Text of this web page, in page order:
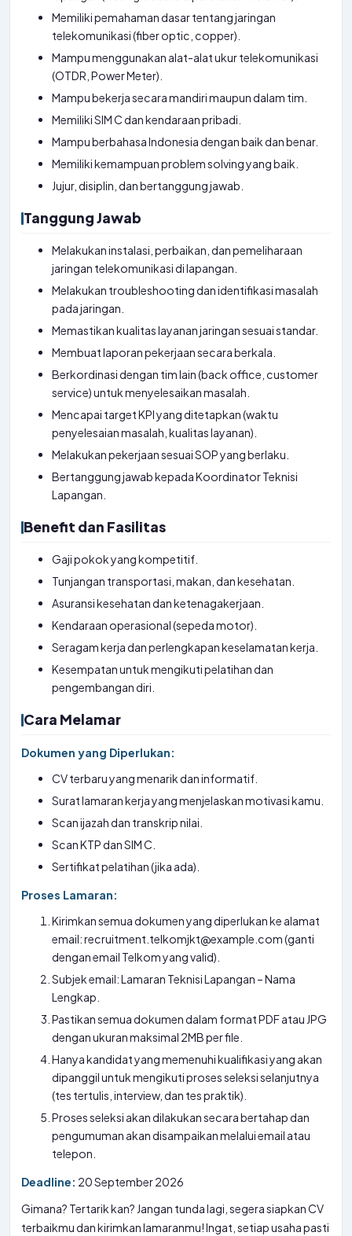
Memiliki pemahaman dasar tentang jaringan
telekomunikasi (fiber optic, copper).
Mampu menggunakan alat-alat ukur telekomunikasi
(OTDR, Power Meter).
Mampu bekerja secara mandiri maupun dalam tim.
Memiliki SIM C dan kendaraan pribadi.
Mampu berbahasa Indonesia dengan baik dan benar.
Memiliki kemampuan problem solving yang baik.
Jujur, disiplin, dan bertanggung jawab.
Tanggung Jawab
Melakukan instalasi, perbaikan, dan pemeliharaan
jaringan telekomunikasi di lapangan.
Melakukan troubleshooting dan identifikasi masalah
pada jaringan.
Memastikan kualitas layanan jaringan sesuai standar.
Membuat laporan pekerjaan secara berkala.
Berkordinasi dengan tim lain (back office, customer
service) untuk menyelesaikan masalah.
Mencapai target KPI yang ditetapkan (waktu
penyelesaian masalah, kualitas layanan).
Melakukan pekerjaan sesuai SOP yang berlaku.
Bertanggung jawab kepada Koordinator Teknisi
Lapangan.
Benefit dan Fasilitas
Gaji pokok yang kompetitif.
Tunjangan transportasi, makan, dan kesehatan.
Asuransi kesehatan dan ketenagakerjaan.
Kendaraan operasional (sepeda motor).
Seragam kerja dan perlengkapan keselamatan kerja.
Kesempatan untuk mengikuti pelatihan dan
pengembangan diri.
Cara Melamar
Dokumen yang Diperlukan:
CV terbaru yang menarik dan informatif.
Surat lamaran kerja yang menjelaskan motivasi kamu.
Scan ijazah dan transkrip nilai.
Scan KTP dan SIM C.
Sertifikat pelatihan (jika ada).
Proses Lamaran:
Kirimkan semua dokumen yang diperlukan ke alamat
email: recruitment.telkomjkt@example.com (ganti
dengan email Telkom yang valid).
Subjek email: Lamaran Teknisi Lapangan – Nama
Lengkap.
Pastikan semua dokumen dalam format PDF atau JPG
dengan ukuran maksimal 2MB per file.
Hanya kandidat yang memenuhi kualifikasi yang akan
dipanggil untuk mengikuti proses seleksi selanjutnya
(tes tertulis, interview, dan tes praktik).
Proses seleksi akan dilakukan secara bertahap dan
pengumuman akan disampaikan melalui email atau
telepon.
Deadline: 20 September 2026
Gimana? Tertarik kan? Jangan tunda lagi, segera siapkan CV
terbaikmu dan kirimkan lamaranmu! Ingat, setiap usaha pasti